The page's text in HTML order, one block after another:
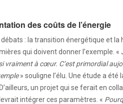
des coûts de l’énergie
: la transition énergétique et la
qui doivent donner l’exemple. «
vraiment à cœur. C’est primordial
» souligne l’élu. Une étude a
un projet qui se ferait en
intégrer ces paramètres. «